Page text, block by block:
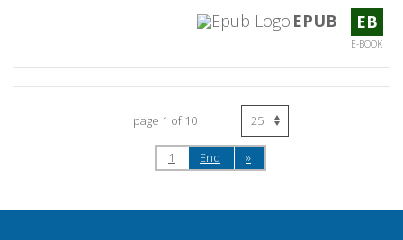
EPUB EB
E-BOOK
page 1 of 10
1 End »